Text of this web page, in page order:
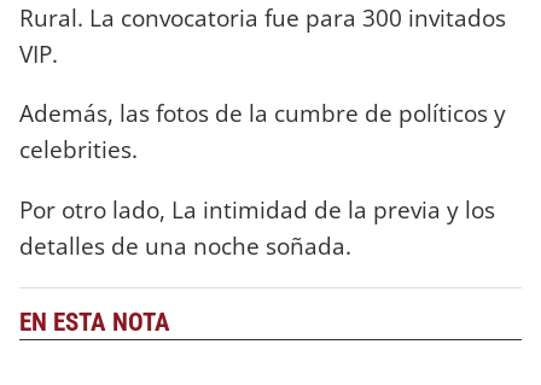
Rural. La convocatoria fue para 300 invitados
VIP.
Además, las fotos de la cumbre de políticos y
celebrities.
Por otro lado, La intimidad de la previa y los
detalles de una noche soñada.
EN ESTA NOTA